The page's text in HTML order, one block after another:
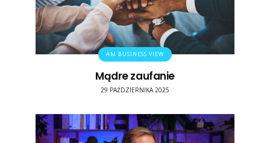
AM BUSINESS VIEW
Mądre zaufanie
29 PAŹDZIERNIKA 2025